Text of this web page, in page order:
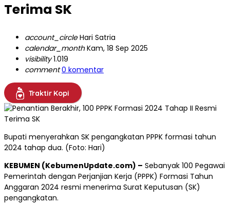
Terima SK
account_circleHari Satria
calendar_monthKam, 18 Sep 2025
visibility1.019
comment 0 komentar
Traktir Kopi
Bupati menyerahkan SK pengangkatan PPPK formasi tahun
2024 tahap dua. (Foto: Hari)
KEBUMEN (KebumenUpdate.com) – Sebanyak 100 Pegawai
Pemerintah dengan Perjanjian Kerja (PPPK) Formasi Tahun
Anggaran 2024 resmi menerima Surat Keputusan (SK)
pengangkatan.